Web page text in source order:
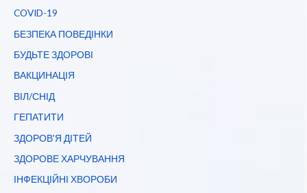
COVID-19
БЕЗПЕКА ПОВЕДІНКИ
БУДЬТЕ ЗДОРОВІ
ВАКЦИНАЦІЯ
ВІЛ/СНІД
ГЕПАТИТИ
ЗДОРОВ'Я ДІТЕЙ
ЗДОРОВЕ ХАРЧУВАННЯ
ІНФЕКЦІЙНІ ХВОРОБИ